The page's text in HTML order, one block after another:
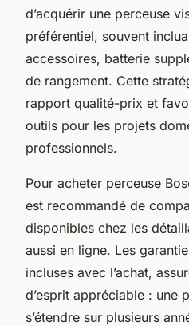
d’acquérir une perceuse
préférentiel, souvent
accessoires, batterie
de rangement. Cette
rapport qualité-prix et
outils pour les projets
professionnels.
Pour acheter perceuse
est recommandé de
disponibles chez les
aussi en ligne. Les
incluses avec l’achat,
d’esprit appréciable : une
s’étendre sur plusieurs